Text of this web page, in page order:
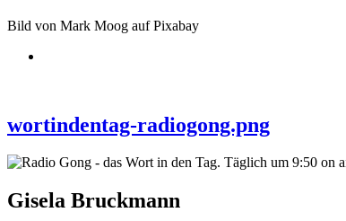
Bild von Mark Moog auf Pixabay
wortindentag-radiogong.png
Gisela Bruckmann